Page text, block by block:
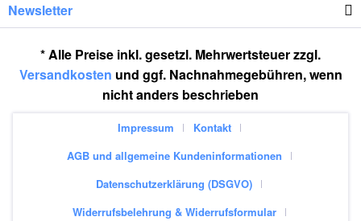
Newsletter
* Alle Preise inkl. gesetzl. Mehrwertsteuer zzgl.
Versandkosten und ggf. Nachnahmegebühren, wenn
nicht anders beschrieben
Impressum
Kontakt
AGB und allgemeine Kundeninformationen
Datenschutzerklärung (DSGVO)
Widerrufsbelehrung & Widerrufsformular